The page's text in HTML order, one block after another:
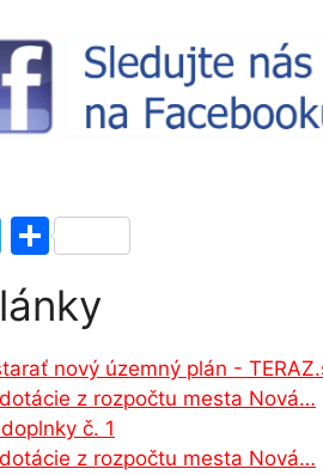
T
e
gr
a
m
S
ar
nový územný plán -
z rozpočtu mesta Nová…
č. 1
z rozpočtu mesta Nová…